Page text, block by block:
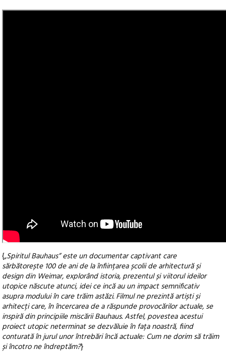
{„Spiritul Bauhaus” este un documentar captivant care
sărbătorește 100 de ani de la înființarea școlii de arhitectură și
design din Weimar, explorând istoria, prezentul și viitorul ideilor
utopice născute atunci, idei ce incă au un impact semnificativ
asupra modului în care trăim astăzi. Filmul ne prezintă artiști și
arhitecți care, în încercarea de a răspunde provocărilor actuale, se
inspiră din principiile miscării Bauhaus. Astfel, povestea acestui
proiect utopic neterminat se dezvăluie în fața noastră, fiind
conturată în jurul unor întrebări încă actuale: Cum ne dorim să trăim
și încotro ne îndreptăm?}